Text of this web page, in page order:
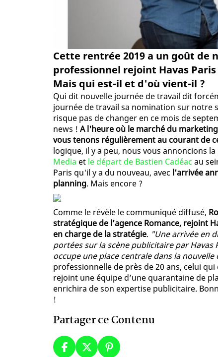
Cette rentrée 2019 a un goût de
professionnel rejoint Havas
Mais qui est-il et d'où vient-il ?
Qui dit nouvelle journée de travail dit
journée de travail sa nomination sur notre
risque pas de changer en ce mois de
news ! A l'heure où le marché du
vous tenons régulièrement au courant de
logique, il y a peu, nous vous annoncions
Media et le départ de Bastien Cadéac au
Paris qu'il y a du nouveau, avec l'arrivée
planning. Mais encore ?
Comme le révèle le communiqué diffusé,
stratégique de l’agence Romance, rejoint
en charge de la stratégie. "Une arrivée en
portées sur la scène publicitaire par Havas
occupe une place centrale dans la
professionnelle de près de 20 ans, celui
rejoint une équipe d’une quarantaine de
enrichira de son expertise publicitaire.
!
Partager ce Contenu